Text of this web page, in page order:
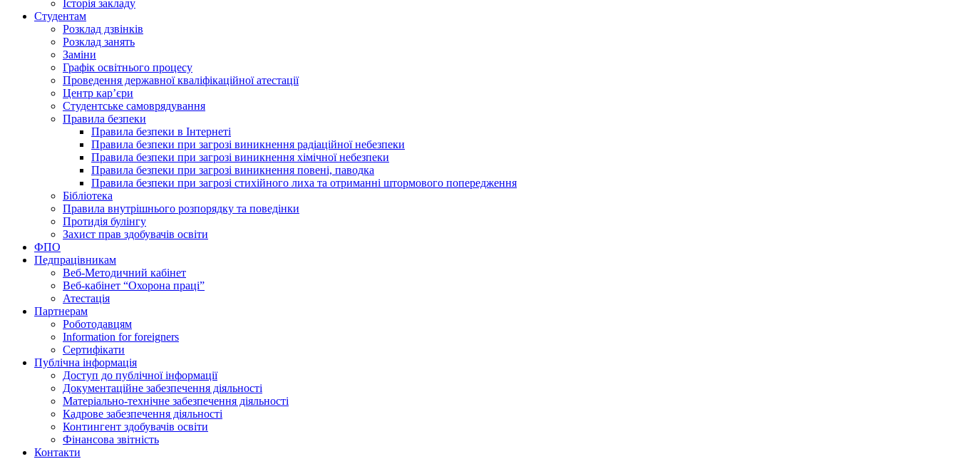
Історія закладу
Студентам
Розклад дзвінків
Розклад занять
Заміни
Графік освітнього процесу
Проведення державної кваліфікаційної атестації
Центр кар’єри
Студентське самоврядування
Правила безпеки
Правила безпеки в Інтернеті
Правила безпеки при загрозі виникнення радіаційної небезпеки
Правила безпеки при загрозі виникнення хімічної небезпеки
Правила безпеки при загрозі виникнення повені, паводка
Правила безпеки при загрозі стихійного лиха та отриманні штормового попередження
Бібліотека
Правила внутрішнього розпорядку та поведінки
Протидія булінгу
Захист прав здобувачів освіти
ФПО
Педпрацівникам
Веб-Методичний кабінет
Веб-кабінет “Охорона праці”
Атестація
Партнерам
Роботодавцям
Information for foreigners
Сертифікати
Публічна інформація
Доступ до публічної інформації
Документаційне забезпечення діяльності
Матеріально-технічне забезпечення діяльності
Кадрове забезпечення діяльності
Контингент здобувачів освіти
Фінансова звітність
Контакти